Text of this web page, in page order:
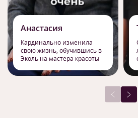
Анастасия
Кардинально изменила
свою жизнь, обучившись в
Эколь на мастера красоты